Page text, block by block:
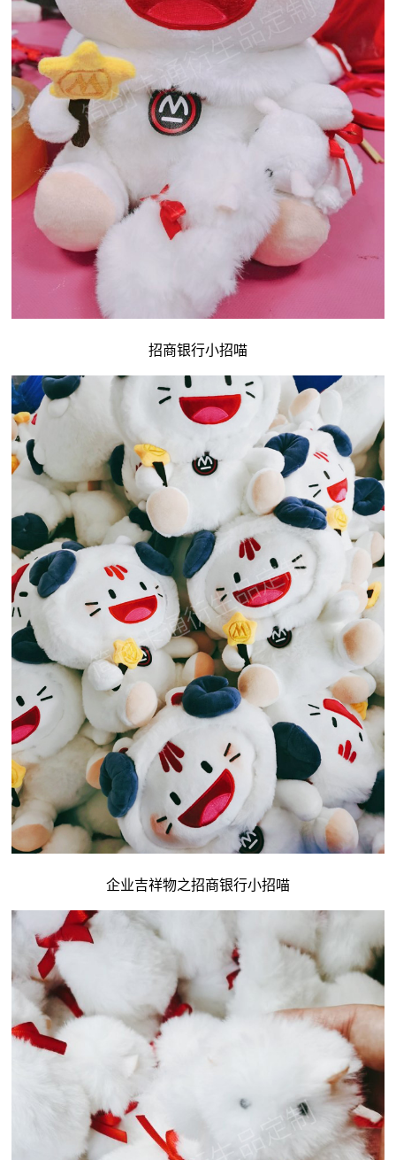
招商银行小招喵
企业吉祥物之招商银行小招喵